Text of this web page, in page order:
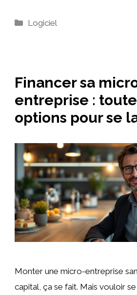
Catégories
Logiciel
Financer sa
entreprise :
options pour se
Monter une micro-entreprise
capital, ça se fait. Mais vouloir